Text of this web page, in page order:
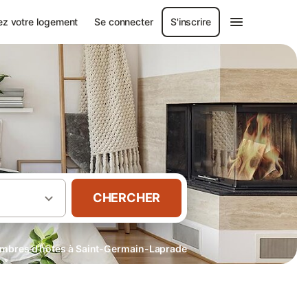
votre logement Se connecter S'inscrire
CHERCHER
d’hôtes à Saint-Germain-Laprade